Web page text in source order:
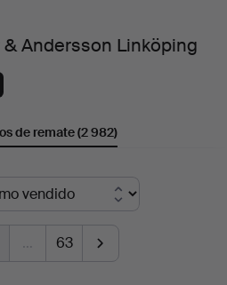
Andersson Linköping
de remate(2 982)
… 63